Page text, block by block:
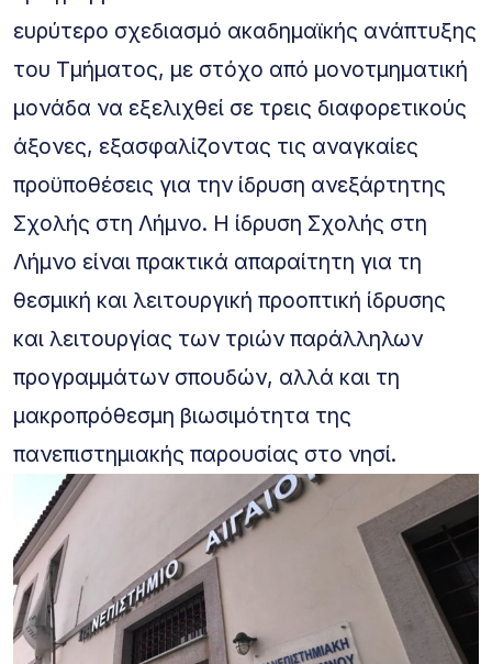
ευρύτερο σχεδιασμό ακαδημαϊκής ανάπτυξης
του Τμήματος, με στόχο από μονοτμηματική
μονάδα να εξελιχθεί σε τρεις διαφορετικούς
άξονες, εξασφαλίζοντας τις αναγκαίες
προϋποθέσεις για την ίδρυση ανεξάρτητης
Σχολής στη Λήμνο. Η ίδρυση Σχολής στη
Λήμνο είναι πρακτικά απαραίτητη για τη
θεσμική και λειτουργική προοπτική ίδρυσης
και λειτουργίας των τριών παράλληλων
προγραμμάτων σπουδών, αλλά και τη
μακροπρόθεσμη βιωσιμότητα της
πανεπιστημιακής παρουσίας στο νησί.